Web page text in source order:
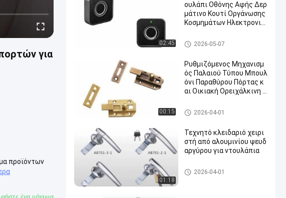
για
προϊόντων
ένα μήνυμα
02:45
ουλάπι Οθόνης Αφής Δερ
μάτινο Κουτί Οργάνωσης
Κοσμημάτων Ηλεκτρονικ
ού Πρόσβασης Με Μεταλ
λική Κατασκευή
Mortise κλειδαριά πορτών
2026-05-07
00:15
Ρυθμιζόμενος Μηχανισμ
ός Παλαιού Τύπου Μπουλ
όνι Παραθύρου Πόρτας κ
αι Οικιακή Ορειχάλκινη Κ
Σύρτης κλειδαριών πορτών
2026-04-01
01:18
Τεχνητό κλειδαριό χειρι
στή από αλουμινίου ψευδ
αργύρου για ντουλάπια
Mortise κλειδαριά πορτών
2026-04-01